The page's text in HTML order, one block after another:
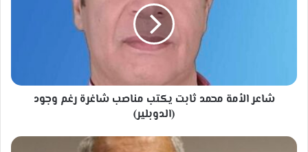
وجود
(الدوبلير)شاعر الأمة محمد ثابت يكتب مناصب شاغرة رغم وجود
(الدوبلير)
قال